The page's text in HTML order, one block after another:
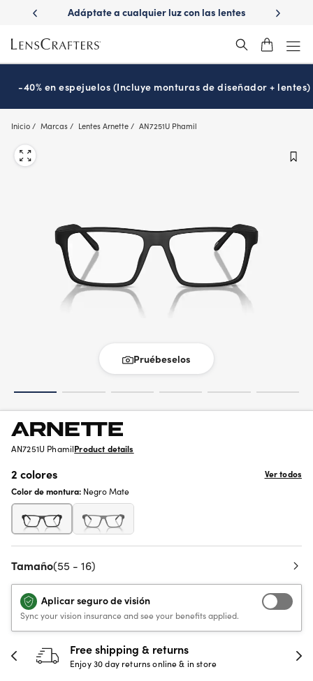
main
content
con
Adáptate a cualquier luz con las lentes
¿Es
-40% en espejuelos (Incluye monturas de diseñador + lentes)
Inicio Marcas Lentes Arnette AN7251U Phamil
Pruébeselos
AN7251U PhamilProduct details
2 colores
Ver todos
Color de montura: Negro Mate
Tamaño(55 - 16)
Aplicar seguro de visión
Sync your vision insurance and see your benefits applied.
Free shipping & returns
Enjoy 30 day returns online & in store